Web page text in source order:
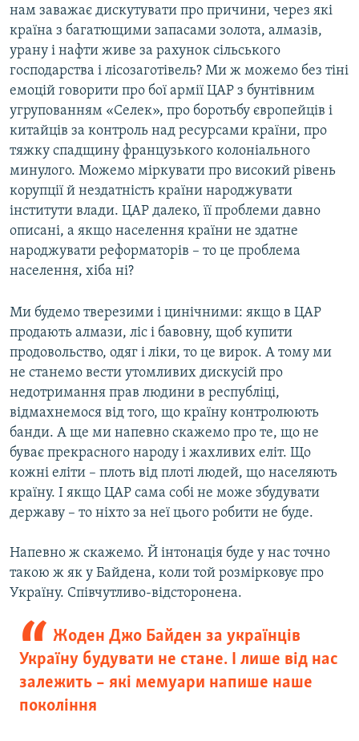
нам заважає дискутувати про причини, через які
країна з багатющими запасами золота, алмазів,
урану і нафти живе за рахунок сільського
господарства і лісозаготівель? Ми ж можемо без тіні
емоцій говорити про бої армії ЦАР з бунтівним
угрупованням «Селек», про боротьбу європейців і
китайців за контроль над ресурсами країни, про
тяжку спадщину французького колоніального
минулого. Можемо міркувати про високий рівень
корупції й нездатність країни народжувати
інститути влади. ЦАР далеко, її проблеми давно
описані, а якщо населення країни не здатне
народжувати реформаторів – то це проблема
населення, хіба ні?
Ми будемо тверезими і цинічними: якщо в ЦАР
продають алмази, ліс і бавовну, щоб купити
продовольство, одяг і ліки, то це вирок. А тому ми
не станемо вести утомливих дискусій про
недотримання прав людини в республіці,
відмахнемося від того, що країну контролюють
банди. А ще ми напевно скажемо про те, що не
буває прекрасного народу і жахливих еліт. Що
кожні еліти – плоть від плоті людей, що населяють
країну. І якщо ЦАР сама собі не може збудувати
державу – то ніхто за неї цього робити не буде.
Напевно ж скажемо. Й інтонація буде у нас точно
такою ж як у Байдена, коли той розмірковує про
Україну. Співчутливо-відсторонена.
Жоден Джо Байден за українців
Україну будувати не стане. І лише від нас
залежить – які мемуари напише наше
покоління